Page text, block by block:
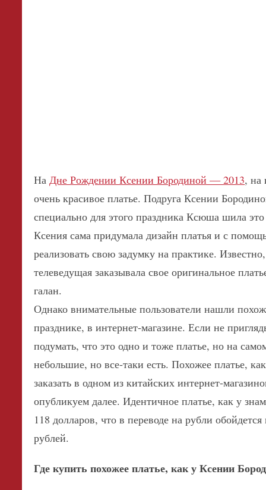
На Дне Рождении Ксении Бородиной — 2013, на
очень красивое платье. Подруга Ксении
специально для этого праздника Ксюша шила
Ксения сама придумала дизайн платья и с
реализовать свою задумку на практике.
телеведущая заказывала свое оригинальное
галан.
Однако внимательные пользователи нашли
празднике, в интернет-магазине. Если не
подумать, что это одно и тоже платье, но на
небольшие, но все-таки есть. Похожее платье,
заказать в одном из китайских интернет-
опубликуем далее. Идентичное платье, как у
118 долларов, что в переводе на рубли
рублей.
Где купить похожее платье, как у Ксении